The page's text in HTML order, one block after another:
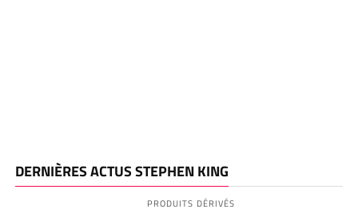
DERNIÈRES ACTUS STEPHEN KING
PRODUITS DÉRIVÉS